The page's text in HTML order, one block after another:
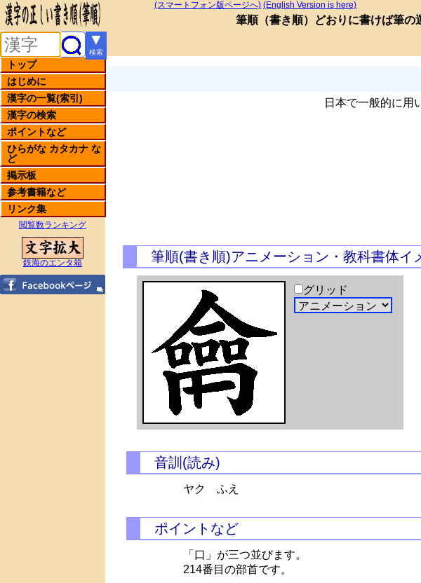
(スマートフォン版ページへ) (English Version is here)
筆順（書き順）どおりに書けば筆の
▼
検索
トップ
はじめに
漢字の一覧(索引)
漢字の検索
ポイントなど
ひらがな カタカナ な
ど
掲示板
参考書籍など
リンク集
閲覧数ランキング
鉄海のエンタ箱
日本で一般的に用
筆順(書き順)アニメーション・教科書体イ
グリッド
音訓(読み)
ヤク ふえ
ポイントなど
「口」が三つ並びます。
214番目の部首です。